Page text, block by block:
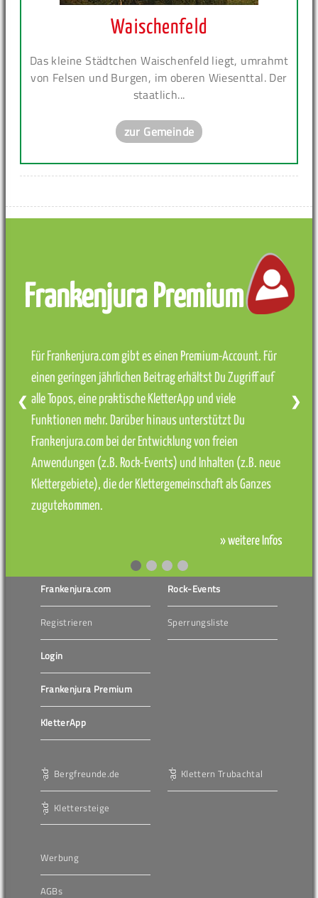
Waischenfeld
Das kleine Städtchen Waischenfeld liegt, umrahmt
von Felsen und Burgen, im oberen Wiesenttal. Der
staatlich...
zur Gemeinde
Frankenjura Premium
Für Frankenjura.com gibt es einen Premium-Account. Für
einen geringen jährlichen Beitrag erhältst Du Zugriff auf
alle Topos, eine praktische KletterApp und viele
Funktionen mehr. Darüber hinaus unterstützt Du
Frankenjura.com bei der Entwicklung von freien
Anwendungen (z.B. Rock-Events) und Inhalten (z.B. neue
Klettergebiete), die der Klettergemeinschaft als Ganzes
zugutekommen.
» weitere Infos
❮ ❯
Frankenjura.com
Registrieren
Login
Frankenjura Premium
KletterApp
Rock-Events
Sperrungsliste
Bergfreunde.de
Klettersteige
Klettern Trubachtal
Werbung
AGBs